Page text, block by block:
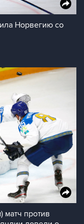
Норвегию со
матч против